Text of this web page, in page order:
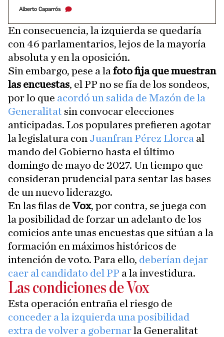
Alberto Caparrós
En consecuencia, la izquierda se quedaría
con 46 parlamentarios, lejos de la mayoría
absoluta y en la oposición.
Sin embargo, pese a la foto fija que muestran
las encuestas, el PP no se fía de los sondeos,
por lo que acordó un salida de Mazón de la
Generalitat sin convocar elecciones
anticipadas. Los populares prefieren agotar
la legislatura con Juanfran Pérez Llorca al
mando del Gobierno hasta el último
domingo de mayo de 2027. Un tiempo que
consideran prudencial para sentar las bases
de un nuevo liderazgo.
En las filas deVox, por contra, se juega con
la posibilidad de forzar un adelanto de los
comicios ante unas encuestas que sitúan a la
formación en máximos históricos de
intención de voto. Para ello, deberían dejar
caer al candidato del PP a la investidura.
Las condiciones de Vox
Esta operación entraña el riesgo de
conceder a la izquierda una posibilidad
extra de volver a gobernarla Generalitat